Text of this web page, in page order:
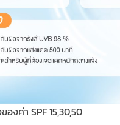
งค่า SPF 15,30,50